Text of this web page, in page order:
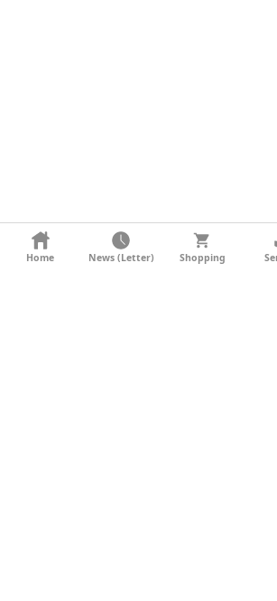
KONTAKT
Home News (Letter) Shopping